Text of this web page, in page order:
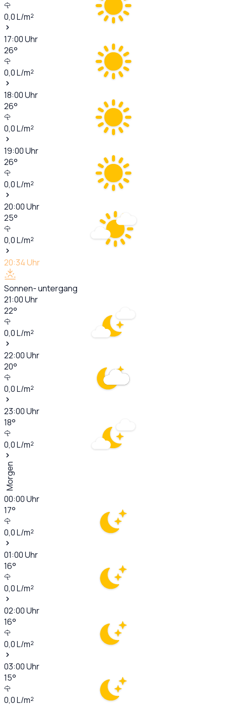
0,0L/m²
17:00Uhr
26°
0,0L/m²
18:00Uhr
26°
0,0L/m²
19:00Uhr
26°
0,0L/m²
20:00Uhr
25°
0,0L/m²
20:34Uhr
Sonnen- untergang
21:00Uhr
22°
0,0L/m²
22:00Uhr
20°
0,0L/m²
23:00Uhr
18°
0,0L/m²
Morgen
00:00Uhr
17°
0,0L/m²
01:00Uhr
16°
0,0L/m²
02:00Uhr
16°
0,0L/m²
03:00Uhr
15°
0,0L/m²